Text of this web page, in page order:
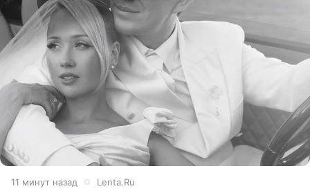
11 минут назад Lenta.Ru